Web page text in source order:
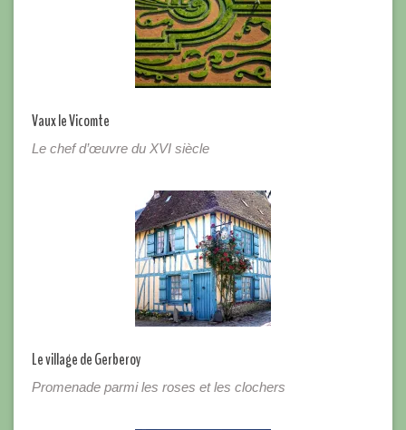
Vaux le Vicomte
Le chef d’œuvre du XVI siècle
Le village de Gerberoy
Promenade parmi les roses et les clochers